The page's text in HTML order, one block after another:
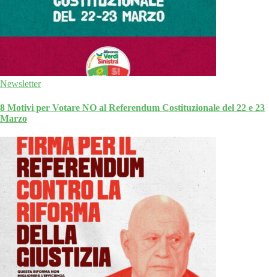
Newsletter
8 Motivi per Votare NO al Referendum Costituzionale del 22 e 23
Marzo